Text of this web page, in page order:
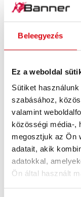
Beleegyezés
Ez a weboldal
Sütiket
szabásához,
valamint
közösségi média-,
megosztjuk az Ön
adatait, akik
adatokkal,
Ön által használt